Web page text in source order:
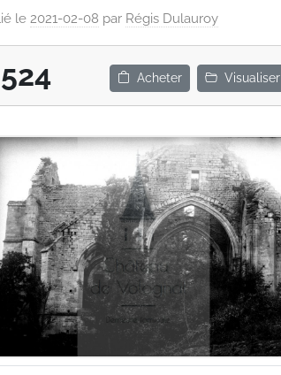
le2021-02-08 par Régis Dulauroy
524 Acheter Visualiser